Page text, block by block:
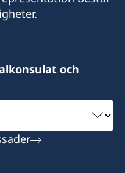
Ezulwini,
är
Svenska
behov kontakta
att ta kontakt med
och